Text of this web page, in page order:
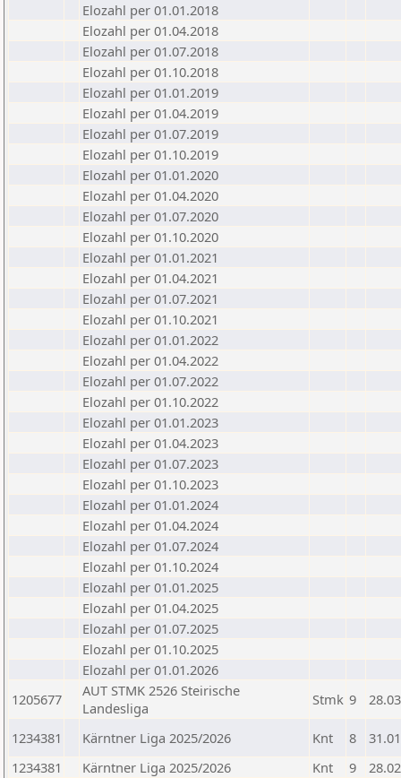
Elozahl per 01.01.2018
Elozahl per 01.04.2018
Elozahl per 01.07.2018
Elozahl per 01.10.2018
Elozahl per 01.01.2019
Elozahl per 01.04.2019
Elozahl per 01.07.2019
Elozahl per 01.10.2019
Elozahl per 01.01.2020
Elozahl per 01.04.2020
Elozahl per 01.07.2020
Elozahl per 01.10.2020
Elozahl per 01.01.2021
Elozahl per 01.04.2021
Elozahl per 01.07.2021
Elozahl per 01.10.2021
Elozahl per 01.01.2022
Elozahl per 01.04.2022
Elozahl per 01.07.2022
Elozahl per 01.10.2022
Elozahl per 01.01.2023
Elozahl per 01.04.2023
Elozahl per 01.07.2023
Elozahl per 01.10.2023
Elozahl per 01.01.2024
Elozahl per 01.04.2024
Elozahl per 01.07.2024
Elozahl per 01.10.2024
Elozahl per 01.01.2025
Elozahl per 01.04.2025
Elozahl per 01.07.2025
Elozahl per 01.10.2025
Elozahl per 01.01.2026
1205677
AUT STMK 2526 Steirische
Landesliga
Stmk 9
1234381 Kärntner Liga 2025/2026 Knt 8
1234381
Kärntner Liga 2025/2026 Knt 9